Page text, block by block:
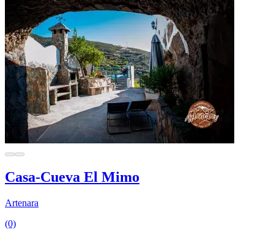
Casa-Cueva El Mimo
Artenara
(0)